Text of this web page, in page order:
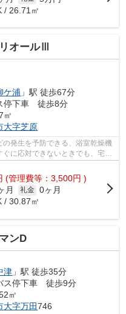
/ 26.71㎡
オールⅢ
ケ浦 」駅 徒歩67分
停下車 徒歩8分
㎡
大字芝原
発生を予防できる、浴室乾燥機
に応対できないときでも、宅配
(管理費等：3,500円 )
月 礼金 0ヶ月
/ 30.87㎡
ンD
津 」駅 徒歩35分
ス停下車 徒歩9分
㎡
大字万田746